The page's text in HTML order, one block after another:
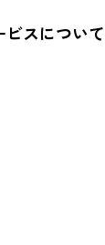
ビスについて